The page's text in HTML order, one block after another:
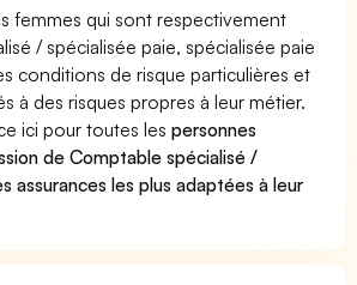
femmes qui sont respectivement
/ spécialisée paie, spécialisée paie
conditions de risque particulières et
à des risques propres à leur métier.
ici pour toutes lespersonnes
de Comptable spécialisé /
assurances les plus adaptées à leur